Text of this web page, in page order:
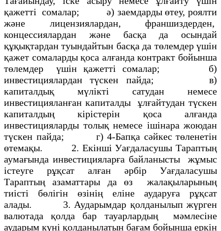
қажеттi сомалар; ә) заемдарды өтеу, роялти
және лицензиялардан, франшиздерден,
концессиялардан және басқа да осындай
құқықтардан туындайтын басқа да төлемдер үшiн
қажет сомаларды қоса алғанда контракт бойынша
төлемдер үшiн қажеттi сомалар; б)
инвестициялардан түскен пайда; в)
капиталдық мүлiктi сатудан немесе
инвестицияланған капиталды ұлғайтудан түскен
капиталдың кiрiстерiн қоса алғанда
инвестицияларды толық немесе iшiнара жоюдан
түскен пайда; г) 4-Бапқа сәйкес төленетiн
өтемақы. 2. Екiншi Уағдаласушы Тараптың
аумағында инвестицияларға байланысты жұмыс
iстеуге рұқсат алған әрбiр Уағдаласушы
Тараптың азаматтары да өз жалақыларының
тиiстi бөлiгiн өзiнiң елiне аударуға рұқсат
алады. 3. Аударымдар қолданылып жүрген
валютада қолда бар тауарлардың мәмлесiне
аударым күнi қолданылатын бағам бойынша еркiн